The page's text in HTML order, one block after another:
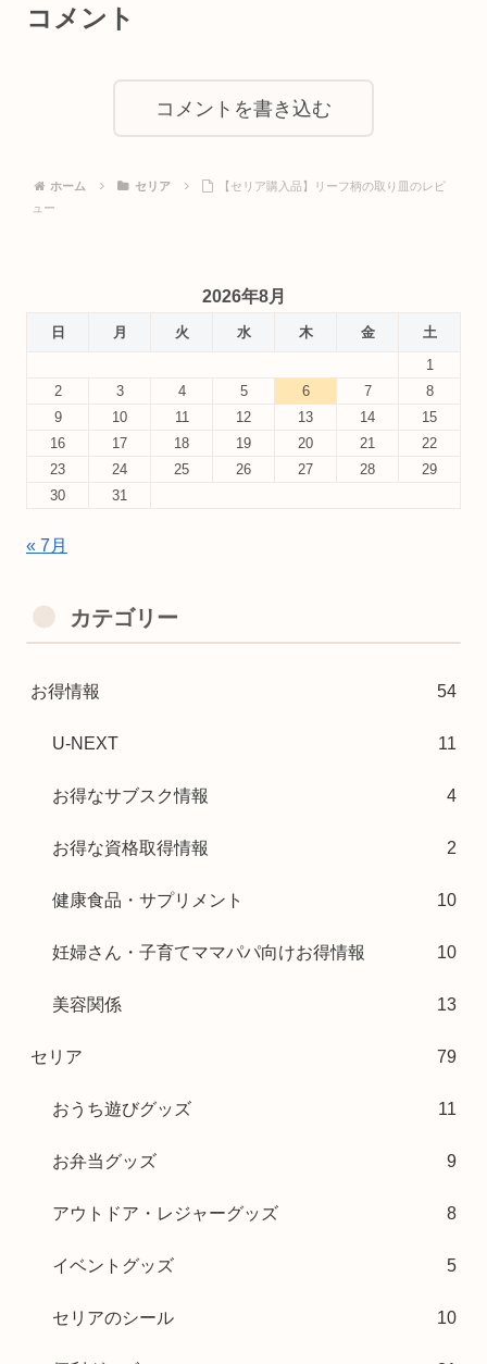
コメント
コメントを書き込む
ホーム セリア
【セリア購入品】リーフ柄の取り皿のレビ
ュー
2026年8月
日 月 火 水 木 金
土
1
2
3 4 5 6 7
8
9
10 11 12 13 14
15
16
17 18 19 20 21
22
23
24 25 26 27 28
29
30
31
« 7月
カテゴリー
お得情報 54
U-NEXT 11
お得なサブスク情報 4
お得な資格取得情報 2
健康食品・サプリメント 10
妊婦さん・子育てママパパ向けお得情報 10
美容関係 13
セリア 79
おうち遊びグッズ 11
お弁当グッズ 9
アウトドア・レジャーグッズ 8
イベントグッズ 5
セリアのシール 10